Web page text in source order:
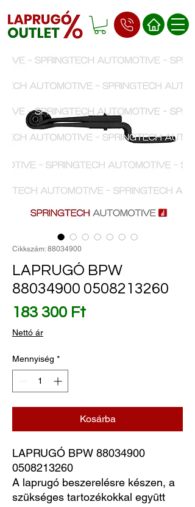
Cikkszám: 88034900
LAPRUGÓ BPW
88034900 0508213260
183 300 FtÁr
Nettó ár
Mennyiség *
Kosárba
LAPRUGÓ BPW 88034900
0508213260
A laprugó beszerelésre készen, a
szükséges tartozékokkal együtt